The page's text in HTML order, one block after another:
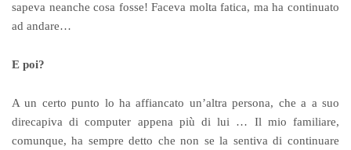
sapeva neanche cosa fosse! Faceva molta fatica, ma ha continuato
ad andare…
E poi?
A un certo punto lo ha affiancato un’altra persona, che a a suo
direcapiva di computer appena più di lui … Il mio familiare,
comunque, ha sempre detto che non se la sentiva di continuare